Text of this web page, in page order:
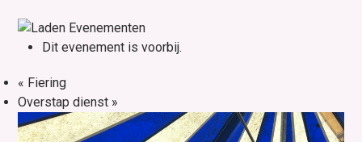
Dit evenement is voorbij.
« Fiering
Overstap dienst »